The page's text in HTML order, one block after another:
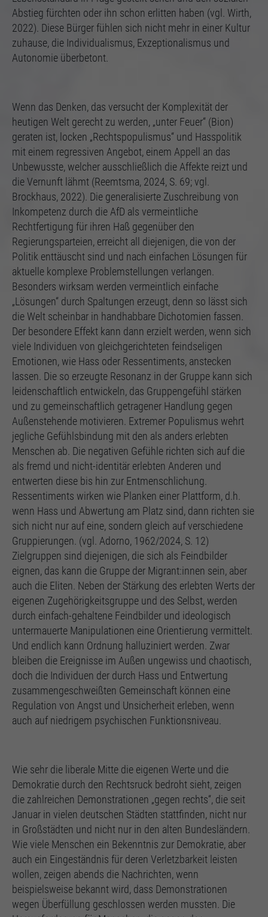
Abstieg fürchten oder ihn schon erlitten haben (vgl. Wirth,
2022). Diese Bürger fühlen sich nicht mehr in einer Kultur
zuhause, die Individualismus, Exzeptionalismus und
Autonomie überbetont.
Wenn das Denken, das versucht der Komplexität der
heutigen Welt gerecht zu werden, „unter Feuer“ (Bion)
geraten ist, locken „Rechtspopulismus“ und Hasspolitik
mit einem regressiven Angebot, einem Appell an das
Unbewusste, welcher ausschließlich die Affekte reizt und
die Vernunft lähmt (Reemtsma, 2024, S. 69; vgl.
Brockhaus, 2022). Die generalisierte Zuschreibung von
Inkompetenz durch die AfD als vermeintliche
Rechtfertigung für ihren Haß gegenüber den
Regierungsparteien, erreicht all diejenigen, die von der
Politik enttäuscht sind und nach einfachen Lösungen für
aktuelle komplexe Problemstellungen verlangen.
Besonders wirksam werden vermeintlich einfache
„Lösungen“ durch Spaltungen erzeugt, denn so lässt sich
die Welt scheinbar in handhabbare Dichotomien fassen.
Der besondere Effekt kann dann erzielt werden, wenn sich
viele Individuen von gleichgerichteten feindseligen
Emotionen, wie Hass oder Ressentiments, anstecken
lassen. Die so erzeugte Resonanz in der Gruppe kann sich
leidenschaftlich entwickeln, das Gruppengefühl stärken
und zu gemeinschaftlich getragener Handlung gegen
Außenstehende motivieren. Extremer Populismus wehrt
jegliche Gefühlsbindung mit den als anders erlebten
Menschen ab. Die negativen Gefühle richten sich auf die
als fremd und nicht-identitär erlebten Anderen und
entwerten diese bis hin zur Entmenschlichung.
Ressentiments wirken wie Planken einer Plattform, d.h.
wenn Hass und Abwertung am Platz sind, dann richten sie
sich nicht nur auf eine, sondern gleich auf verschiedene
Gruppierungen. (vgl. Adorno, 1962/2024, S. 12)
Zielgruppen sind diejenigen, die sich als Feindbilder
eignen, das kann die Gruppe der Migrant:innen sein, aber
auch die Eliten. Neben der Stärkung des erlebten Werts der
eigenen Zugehörigkeitsgruppe und des Selbst, werden
durch einfach-gehaltene Feindbilder und ideologisch
untermauerte Manipulationen eine Orientierung vermittelt.
Und endlich kann Ordnung halluziniert werden. Zwar
bleiben die Ereignisse im Außen ungewiss und chaotisch,
doch die Individuen der durch Hass und Entwertung
zusammengeschweißten Gemeinschaft können eine
Regulation von Angst und Unsicherheit erleben, wenn
auch auf niedrigem psychischen Funktionsniveau.
Wie sehr die liberale Mitte die eigenen Werte und die
Demokratie durch den Rechtsruck bedroht sieht, zeigen
die zahlreichen Demonstrationen „gegen rechts“, die seit
Januar in vielen deutschen Städten stattfinden, nicht nur
in Großstädten und nicht nur in den alten Bundesländern.
Wie viele Menschen ein Bekenntnis zur Demokratie, aber
auch ein Eingeständnis für deren Verletzbarkeit leisten
wollen, zeigen abends die Nachrichten, wenn
beispielsweise bekannt wird, dass Demonstrationen
wegen Überfüllung geschlossen werden mussten. Die